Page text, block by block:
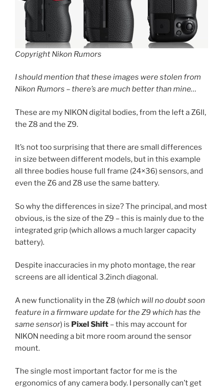
Copyright Nikon Rumors
I should mention that these images were stolen from
Nikon Rumors – there’s are much better than mine…
These are my NIKON digital bodies, from the left a Z6ll,
the Z8 and the Z9.
It’s not too surprising that there are small differences
in size between different models, but in this example
all three bodies house full frame (24×36) sensors, and
even the Z6 and Z8 use the same battery.
So why the differences in size? The principal, and most
obvious, is the size of the Z9 – this is mainly due to the
integrated grip (which allows a much larger capacity
battery).
Despite inaccuracies in my photo montage, the rear
screens are all identical 3.2inch diagonal.
A new functionality in the Z8 (which will no doubt soon
feature in a firmware update for the Z9 which has the
same sensor) is Pixel Shift – this may account for
NIKON needing a bit more room around the sensor
mount.
The single most important factor for me is the
ergonomics of any camera body. I personally can’t get